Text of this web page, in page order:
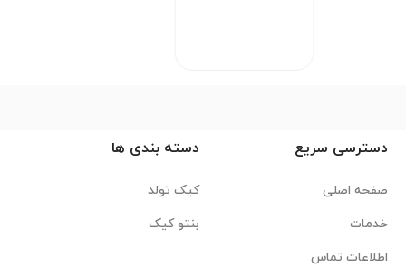
دسترسی سریع
صفحه اصلی
خدمات
اطلاعات تماس
دسته بندی ها
کیک تولد
بنتو کیک